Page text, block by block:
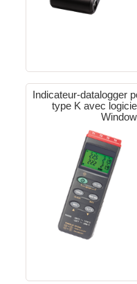
Indicateur-datalogger
type K avec